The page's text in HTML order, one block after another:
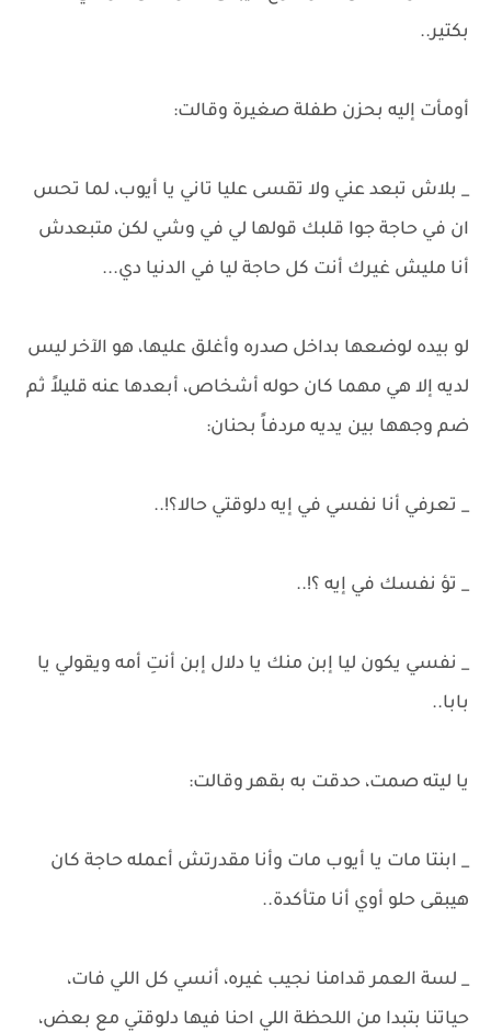
بكتير..
أومأت إليه بحزن طفلة صغيرة وقالت:
_ بلاش تبعد عني ولا تقسى عليا تاني يا أيوب، لما تحس
ان في حاجة جوا قلبك قولها لي في وشي لكن متبعدش
أنا مليش غيرك أنت كل حاجة ليا في الدنيا دي...
لو بيده لوضعها بداخل صدره وأغلق عليها، هو الآخر ليس
لديه إلا هي مهما كان حوله أشخاص، أبعدها عنه قليلاً ثم
ضم وجهها بين يديه مردفاً بحنان:
_ تعرفي أنا نفسي في إيه دلوقتي حالا؟!..
_ تؤ نفسك في إيه ؟!..
_ نفسي يكون ليا إبن منك يا دلال إبن أنتِ أمه ويقولي يا
بابا..
يا ليته صمت، حدقت به بقهر وقالت:
_ ابنتا مات يا أيوب مات وأنا مقدرتش أعمله حاجة كان
هيبقى حلو أوي أنا متأكدة..
_ لسة العمر قدامنا نجيب غيره، أنسي كل اللي فات،
حياتنا بتبدا من اللحظة اللي احنا فيها دلوقتي مع بعض،